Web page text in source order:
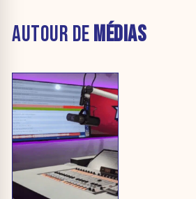
AUTOUR DEMÉDIAS